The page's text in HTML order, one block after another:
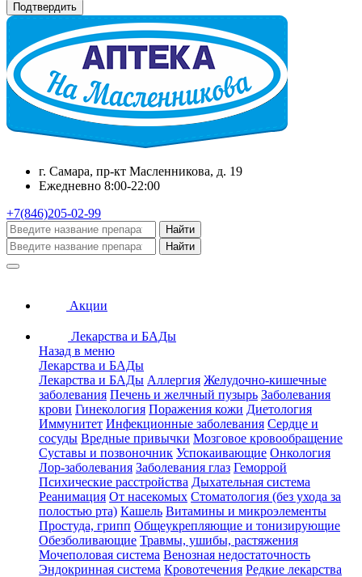
г. Самара, пр-кт Масленникова, д. 19
Ежедневно 8:00-22:00
+7(846)205-02-99
Найти
Найти
Акции
Лекарства и БАДы
Назад в меню
Лекарства и БАДы
Лекарства и БАДы Аллергия Желудочно-кишечные
заболевания Печень и желчный пузырь Заболевания
крови Гинекология Поражения кожи Диетология
Иммунитет Инфекционные заболевания Сердце и
сосуды Вредные привычки Мозговое кровообращение
Суставы и позвоночник Успокаивающие Онкология
Лор-заболевания Заболевания глаз Геморрой
Психические расстройства Дыхательная система
Реанимация От насекомых Стоматология (без ухода за
полостью рта) Кашель Витамины и микроэлементы
Простуда, грипп Общеукрепляющие и тонизирующие
Обезболивающие Травмы, ушибы, растяжения
Мочеполовая система Венозная недостаточность
Эндокринная система Кровотечения Редкие лекарства